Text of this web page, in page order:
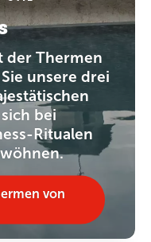
der Thermen
unsere drei
bei
Ritualen
von